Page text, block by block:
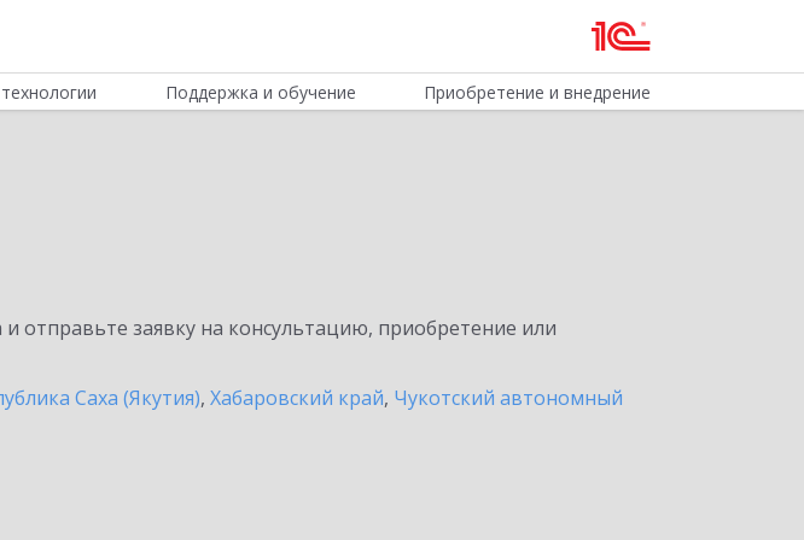
Поддержка и обучение Приобретение и внедрение
заявку на консультацию, приобретение или
Саха (Якутия), Хабаровский край, Чукотский автономный